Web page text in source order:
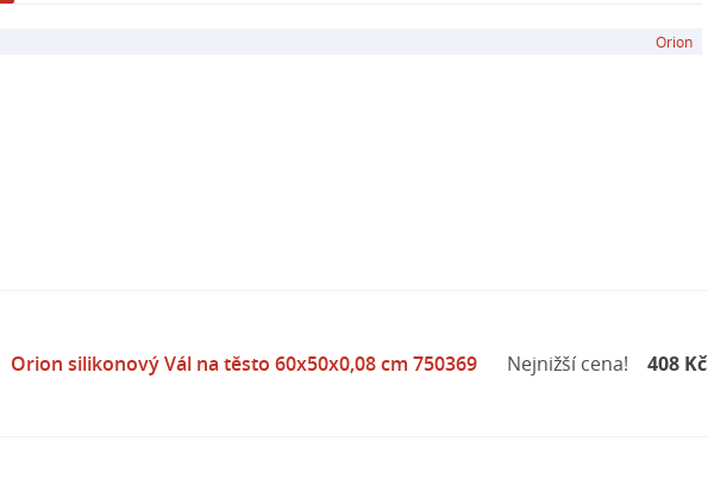
Orion
Orion silikonový Vál na těsto 60x50x0,08 cm 750369 Nejnižší cena! 408 Kč